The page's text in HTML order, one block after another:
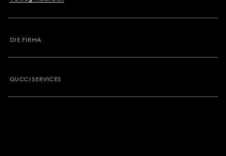
DIE FIRMA
GUCCI SERVICES